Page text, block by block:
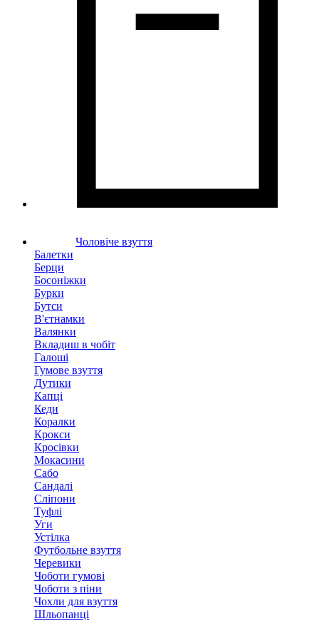
Чоловіче взуття
Балетки
Берци
Босоніжки
Бурки
Бутси
В'єтнамки
Валянки
Вкладиш в чобіт
Галоші
Гумове взуття
Дутики
Капці
Кеди
Коралки
Крокси
Кросівки
Мокасини
Сабо
Сандалі
Сліпони
Туфлі
Уги
Устілка
Футбольне взуття
Черевики
Чоботи гумові
Чоботи з піни
Чохли для взуття
Шльопанці